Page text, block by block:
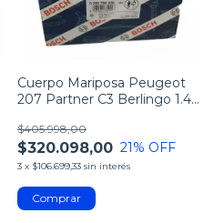
Cuerpo Mariposa Peugeot
207 Partner C3 Berlingo 1.4
$320.098,00
$405.998,00
21% OFF
3 x $106.699,33 sin interés